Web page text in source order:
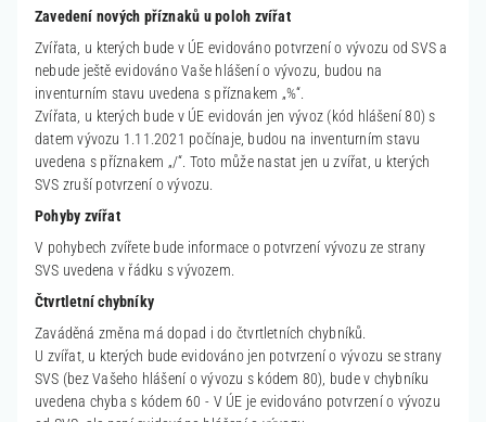
Zavedení nových příznaků u poloh zvířat
Zvířata, u kterých bude v ÚE evidováno potvrzení o vývozu od SVS a
nebude ještě evidováno Vaše hlášení o vývozu, budou na
inventurním stavu uvedena s příznakem „%“.
Zvířata, u kterých bude v ÚE evidován jen vývoz (kód hlášení 80) s
datem vývozu 1.11.2021 počínaje, budou na inventurním stavu
uvedena s příznakem „/“. Toto může nastat jen u zvířat, u kterých
SVS zruší potvrzení o vývozu.
Pohyby zvířat
V pohybech zvířete bude informace o potvrzení vývozu ze strany
SVS uvedena v řádku s vývozem.
Čtvrtletní chybníky
Zaváděná změna má dopad i do čtvrtletních chybníků.
U zvířat, u kterých bude evidováno jen potvrzení o vývozu se strany
SVS (bez Vašeho hlášení o vývozu s kódem 80), bude v chybníku
uvedena chyba s kódem 60 - V ÚE je evidováno potvrzení o vývozu